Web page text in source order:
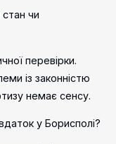
чи
перевірки.
із законністю
немає сенсу.
у Борисполі?